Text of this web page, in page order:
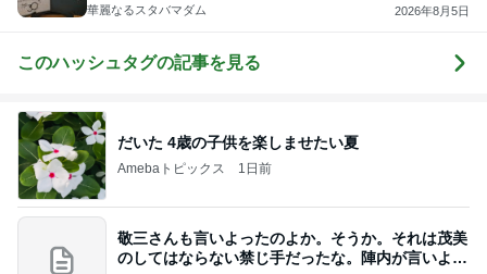
華麗なるスタバマダム 2026年8月5日
このハッシュタグの記事を見る
だいた 4歳の子供を楽しませたい夏
Amebaトピックス 1日前
敬三さんも言いよったのよか。そうか。それは茂美
のしてはならない禁じ手だったな。陣内が言いよる